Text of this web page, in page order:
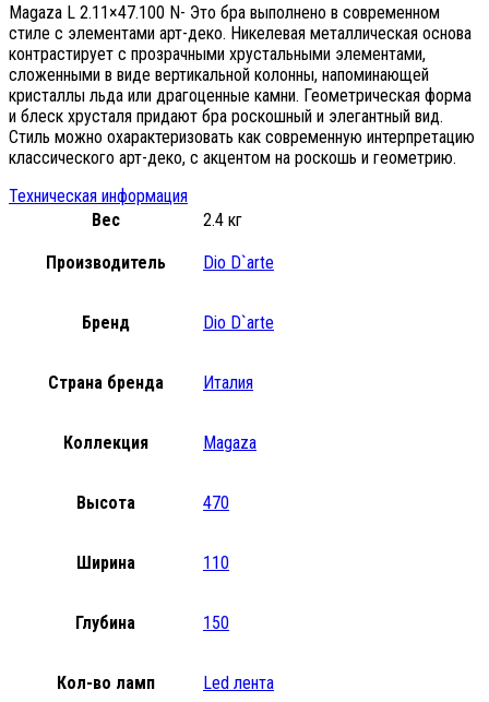
Magaza L 2.11×47.100 N- Это бра выполнено в современном
стиле с элементами арт-деко. Никелевая металлическая основа
контрастирует с прозрачными хрустальными элементами,
сложенными в виде вертикальной колонны, напоминающей
кристаллы льда или драгоценные камни. Геометрическая форма
и блеск хрусталя придают бра роскошный и элегантный вид.
Стиль можно охарактеризовать как современную интерпретацию
классического арт-деко, с акцентом на роскошь и геометрию.
Техническая информация
Вес
2.4 кг
Производитель Dio D`arte
Бренд Dio D`arte
Страна бренда Италия
Коллекция Magaza
Высота 470
Ширина 110
Глубина 150
Кол-во ламп Led лента